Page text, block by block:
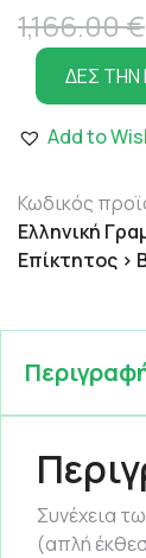
1,166.00€
ΔΕΣ
Add to
Κωδικός
Ελληνική
Επίκτητος >
Συνέχεια
(απλή